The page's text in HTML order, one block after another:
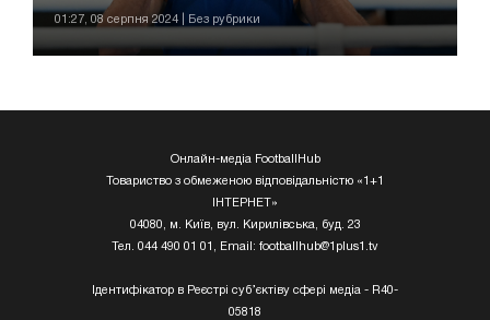
01:27, 08 серпня 2024 | Без рубрики
Онлайн-медіа FootballHub
Товариство з обмеженою відповідальністю «1+1
ІНТЕРНЕТ»
04080, м. Київ, вул. Кирилівська, буд. 23
Тел. 044 490 01 01, Email: footballhub@1plus1.tv
Ідентифікатор в Реєстрі суб’єктіву сфері медіа - R40-
05818